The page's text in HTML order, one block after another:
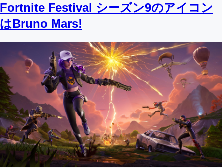
Fortnite Festival シーズン9のアイコン
はBruno Mars!